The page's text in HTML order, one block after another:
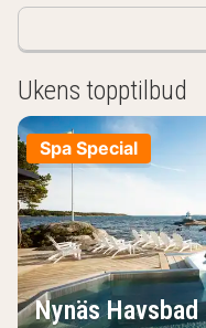
Ukens topptilbud
Spa Special
Nynäs Havsbad